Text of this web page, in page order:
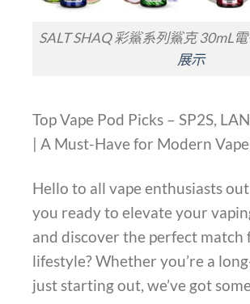
SALT SHAQ 彩鯊系列鯊克 30mL
展示
Top Vape Pod Picks – SP2S,
| A Must-Have for Modern
Hello to all vape enthusiasts
you ready to elevate your
and discover the perfect match
lifestyle? Whether you’re a
just starting out, we’ve got